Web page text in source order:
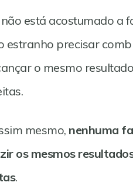
não está acostumado a
estranho precisar
o mesmo
mesmo, nenhuma
os mesmos
.